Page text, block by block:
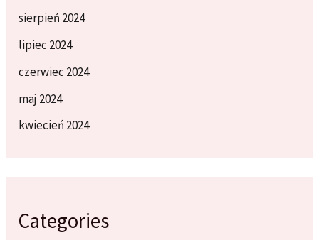
sierpień 2024
lipiec 2024
czerwiec 2024
maj 2024
kwiecień 2024
Categories